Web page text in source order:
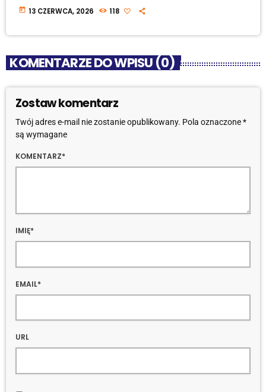
today 13 CZERWCA, 2026 118
KOMENTARZE DO WPISU (0)
Zostaw komentarz
Twój adres e-mail nie zostanie opublikowany. Pola oznaczone *
są wymagane
KOMENTARZ*
IMIĘ*
EMAIL*
URL